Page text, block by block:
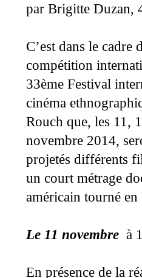
par Brigitte Duzan,
C’est dans le cadre
compétition
33ème Festival
cinéma
Rouch que, les 11,
novembre 2014,
projetés différents
un court métrage
américain tourné en
Le 11 novembre à
En présence de la